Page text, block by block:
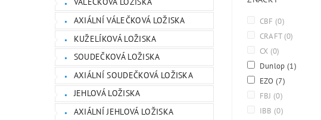
AXIÁLNÍ VÁLEČKOVÁ LOŽISKA
KUŽELÍKOVÁ LOŽISKA
SOUDEČKOVÁ LOŽISKA
AXIÁLNÍ SOUDEČKOVÁ LOŽISKA
JEHLOVÁ LOŽISKA
AXIÁLNÍ JEHLOVÁ LOŽISKA
CBF (0)
CRAFT (0)
CX (0)
Dunlop (1)
EZO (7)
FBJ (0)
IBB (0)